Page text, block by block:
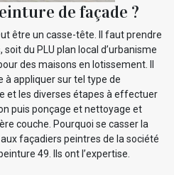
de façade ?
être un casse-tête. Il faut prendre
du PLU plan local d’urbanisme
des maisons en lotissement. Il
appliquer sur tel type de
et les diverses étapes à effectuer
puis ponçage et nettoyage et
couche. Pourquoi se casser la
façadiers peintres de la société
49. Ils ont l’expertise.